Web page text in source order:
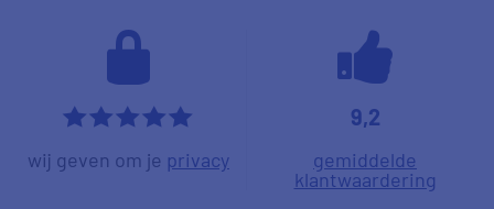
*****
wij geven om je privacy
9,2
gemiddelde
klantwaardering